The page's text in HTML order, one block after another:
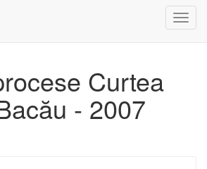
Curtea
- 2007